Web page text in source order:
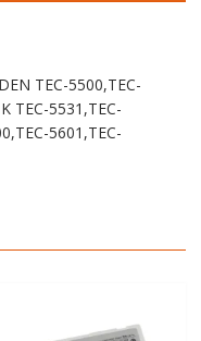
TEC-5500,TEC-
TEC-5531,TEC-
5601,TEC-